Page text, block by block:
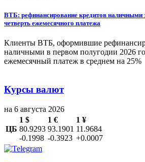
ВТБ: рефинансирование кредитов наличными
четверть ежемесячного платежа
Клиенты ВТБ , оформившие
наличными в первом полугодии 2026
ежемесячный платеж в среднем на 25%
Курсы валют
на 6 августа 2026
ЦБ
1 $
80.9293
-0.1998
1 €
93.1901
-0.3923
1 ¥
11.9684
+0.0007